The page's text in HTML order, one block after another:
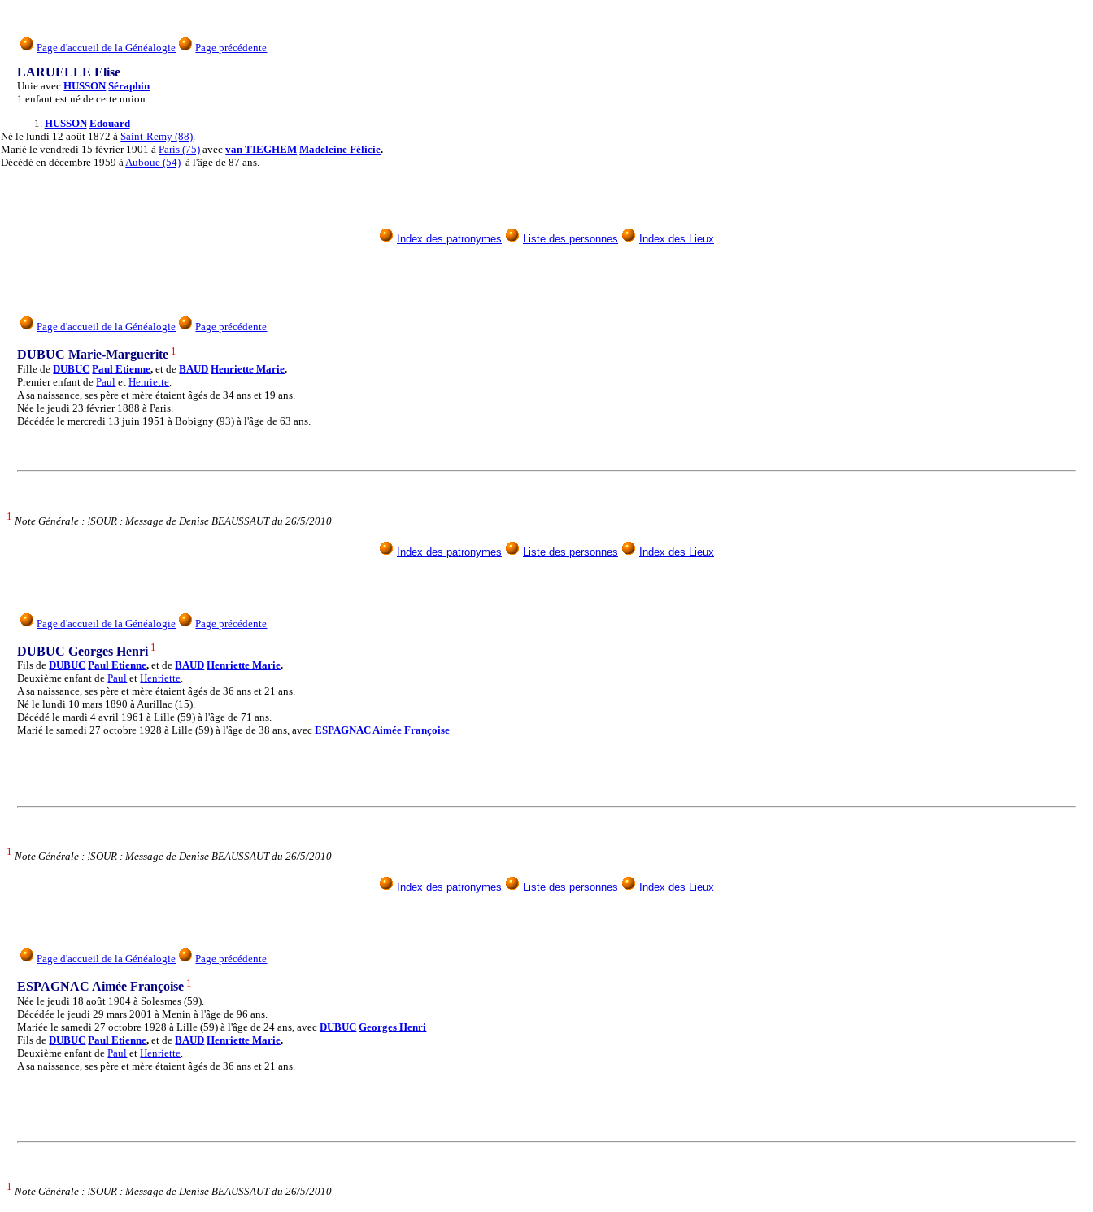
Page d'accueil de la Généalogie Page précédente
LARUELLE Elise
Unie avecHUSSON Séraphin
1 enfant est né de cette union :
1. HUSSON Edouard
Né le lundi 12 août 1872 àSaint-Remy (88)
Marié le vendredi 15 février 1901 àParis (75) avecvan TIEGHEM Madeleine Félicie.
Décédé en décembre 1959 à Auboue (54) à l'âge de 87 ans.
Index des patronymes Liste des personnes Index des Lieux
Page d'accueil de la Généalogie Page précédente
DUBUC Marie-Marguerite 1
Fille deDUBUC Paul Etienne,et deBAUD Henriette Marie.
Premier enfant dePaul etHenriette
A sa naissance, ses père et mère étaient âgés de 34 ans et 19 ans.
Née le jeudi 23 février 1888 à Paris.
Décédée le mercredi 13 juin 1951 à Bobigny (93) à l'âge de 63 ans.
1 Note Générale : !SOUR : Message de Denise BEAUSSAUT du 26/5/2010
Index des patronymes Liste des personnes Index des Lieux
Page d'accueil de la Généalogie Page précédente
DUBUC Georges Henri 1
Fils deDUBUC Paul Etienne,et deBAUD Henriette Marie.
Deuxième enfant dePaul etHenriette.
A sa naissance, ses père et mère étaient âgés de 36 ans et 21 ans.
Né le lundi 10 mars 1890 à Aurillac (15).
Décédé le mardi 4 avril 1961 à Lille (59) à l'âge de 71 ans.
Marié le samedi 27 octobre 1928 à Lille (59) à l'âge de 38 ans, avecESPAGNACAimée Françoise
1 Note Générale : !SOUR : Message de Denise BEAUSSAUT du 26/5/2010
Index des patronymes Liste des personnes Index des Lieux
Page d'accueil de la Généalogie Page précédente
ESPAGNAC Aimée Françoise 1
Née le jeudi 18 août 1904 à Solesmes (59).
Décédée le jeudi 29 mars 2001 à Menin à l'âge de 96 ans.
Mariée le samedi 27 octobre 1928 à Lille (59) à l'âge de 24 ans, avecDUBUC Georges Henri
Fils deDUBUC Paul Etienne,et deBAUD Henriette Marie.
Deuxième enfant dePaul etHenriette
A sa naissance, ses père et mère étaient âgés de 36 ans et 21 ans.
1 Note Générale : !SOUR : Message de Denise BEAUSSAUT du 26/5/2010